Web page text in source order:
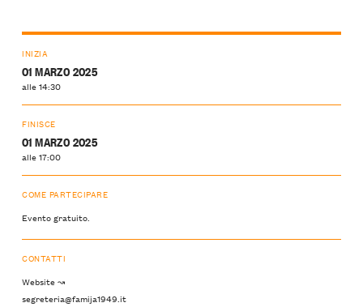
INIZIA
01 MARZO 2025
alle 14:30
FINISCE
01 MARZO 2025
alle 17:00
COME PARTECIPARE
Evento gratuito.
CONTATTI
Website ↝
segreteria@famija1949.it